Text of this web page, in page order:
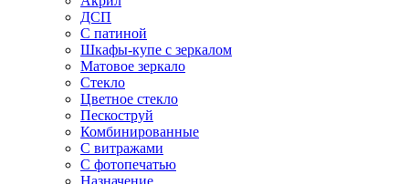
ДСП
С патиной
Шкафы-купе с зеркалом
Матовое зеркало
Стекло
Цветное стекло
Пескоструй
Комбинированные
С витражами
С фотопечатью
Назначение